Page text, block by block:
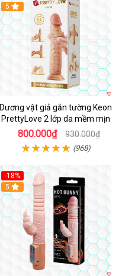
5
Dương vật giả gắn tường Keon
PrettyLove 2 lớp da mềm mịn
800.000₫ 930.000₫
(968)
-18%
Hot
5